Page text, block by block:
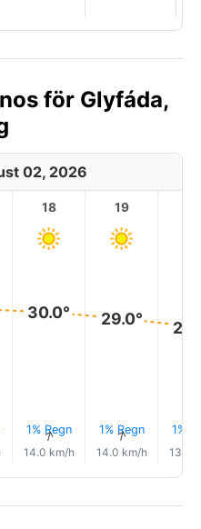
för Glyfáda,
02, 2026
18
30.0°
1% Regn
↑
14.0 km/h
19
29.0°
1% Regn
↑
14.0 km/h
1%
13.0